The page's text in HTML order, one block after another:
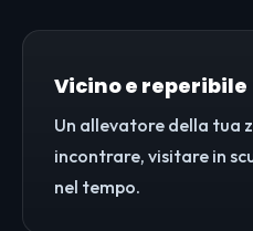
Vicino e reperibile
Un allevatore della tua
incontrare, visitare in
nel tempo.